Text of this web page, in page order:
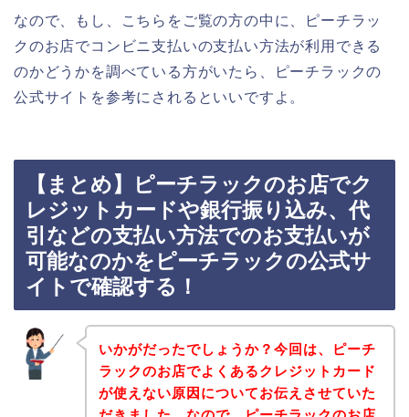
なので、もし、こちらをご覧の方の中に、ピーチラッ
クのお店でコンビニ支払いの支払い方法が利用できる
のかどうかを調べている方がいたら、ピーチラックの
公式サイトを参考にされるといいですよ。
【まとめ】ピーチラックのお店でク
レジットカードや銀行振り込み、代
引などの支払い方法でのお支払いが
可能なのかをピーチラックの公式サ
イトで確認する！
いかがだったでしょうか？今回は、ピーチ
ラックのお店でよくあるクレジットカード
が使えない原因についてお伝えさせていた